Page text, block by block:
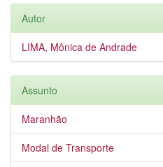
Autor
LIMA, Mônica de Andrade
Assunto
Maranhão
Modal de Transporte